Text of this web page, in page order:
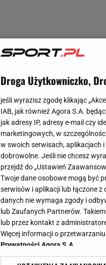
Droga Użytkowniczko,
jeśli wyrazisz zgodę klikając
IAB, jak również Agora S.A.
jak adresy IP, adresy e-mail czy
marketingowych, w
w swoich serwisach, aplikacjach
dobrowolne. Jeśli nie chcesz
przejdź do „Ustawień
Twoje dane osobowe mogą być
serwisów i aplikacji lub łączone
danych nie wymaga zgody i
lub Zaufanych Partnerów.
lub przez kontakt z
Więcej informacji o
Prywatności Agora S.A.